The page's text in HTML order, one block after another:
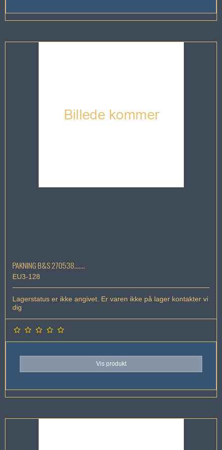
PAKNING B&S 270538.......
EU3-128
Lagerstatus er ikke angivet. Er varen ikke på lager kontakter vi
dig
Vis produkt